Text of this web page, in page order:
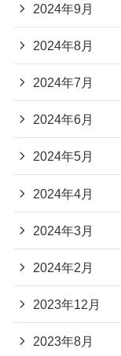
2024年9月
2024年8月
2024年7月
2024年6月
2024年5月
2024年4月
2024年3月
2024年2月
2023年12月
2023年8月